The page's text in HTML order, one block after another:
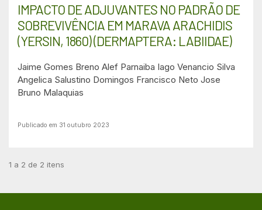
IMPACTO DE ADJUVANTES NO PADRÃO DE
SOBREVIVÊNCIA EM MARAVA ARACHIDIS
(YERSIN, 1860) (DERMAPTERA: LABIIDAE)
Jaime Gomes Breno Alef Parnaiba Iago Venancio Silva
Angelica Salustino Domingos Francisco Neto Jose
Bruno Malaquias
Publicado em 31 outubro 2023
1 a 2 de 2 itens